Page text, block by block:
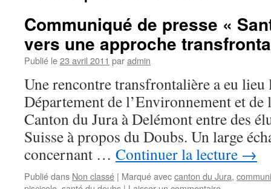
Communiqué de presse «
vers une approche
Publié le23 avril 2011 paradmin
Une rencontre transfrontalière a eu
Département de l’Environnement et de
Canton du Jura à Delémont entre des
Suisse à propos du Doubs. Un large
concernant … Continuer la lecture →
Publié dans Non classé | Marqué aveccanton du Jura,